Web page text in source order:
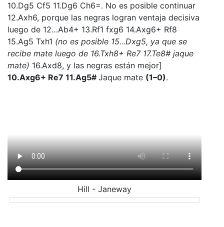
10.Dg5 Cf5 11.Dg6 Ch6=. No es posible continuar
12.Axh6, porque las negras logran ventaja decisiva
luego de 12…Ab4+ 13.Rf1 fxg6 14.Axg6+ Rf8
15.Ag5 Txh1 (no es posible 15...Dxg5, ya que se
recibe mate luego de 16.Txh8+ Re7 17.Te8# jaque
mate) 16.Axd8, y las negras están mejor]
10.Axg6+ Re7 11.Ag5# Jaque mate (1–0).
Hill - Janeway